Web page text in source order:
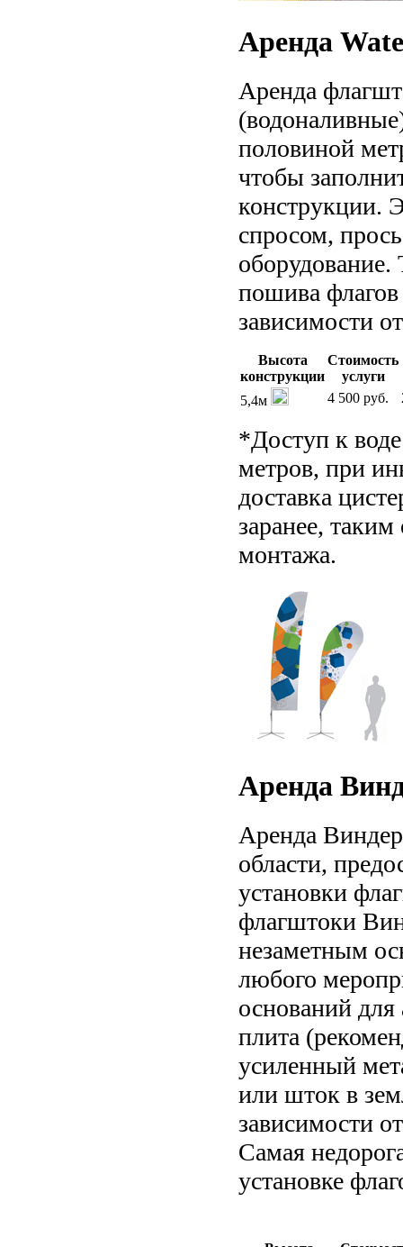
Аренда
Аренда
половиной
чтобы
конструкции.
спросом,
оборудование.
пошива флагов
зависимости
Высота
конcтрукции
Стоимость
услуги
5,4м
4 500 руб.
*Доступ к
метров, при
доставка
заранее,
монтажа.
Аренда
Аренда
области,
установки
флагштоки
незаметным
любого
оснований для
плита
усиленный
или шток в
зависимости
Самая
установке